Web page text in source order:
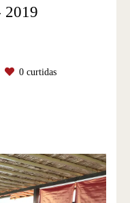
2019
0curtidas